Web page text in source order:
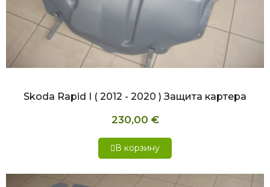
БЫСТРЫЙ ПРОСМОТР
Skoda Rapid I ( 2012 - 2020 ) Защита картера
230,00 €
В корзину